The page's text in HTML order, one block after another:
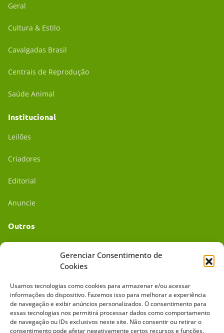
Gerenciar Consentimento de
Cookies
Usamos tecnologias como cookies para armazenar e/ou acessar
informações do dispositivo. Fazemos isso para melhorar a experiência
de navegação e exibir anúncios personalizados. O consentimento para
essas tecnologias nos permitirá processar dados como comportamento
de navegação ou IDs exclusivos neste site. Não consentir ou retirar o
consentimento pode afetar negativamente certos recursos e funções.
Geral
Cultura & Estilo
Cavalgadas Brasil
Centrais de Reprodução
Saúde Animal
Institucional
Leilões
Criadores
Editorial
Anuncie
Outros
Mídia Kit